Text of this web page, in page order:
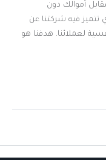
أموالك دون
فيه شركتنا عن
لعملائنا. هدفنا هو